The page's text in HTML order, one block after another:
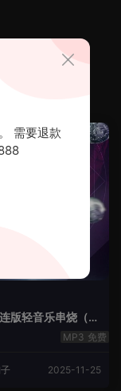
轻音乐串烧
版轻音乐串烧（治
免费
2025-11-25
需要退款